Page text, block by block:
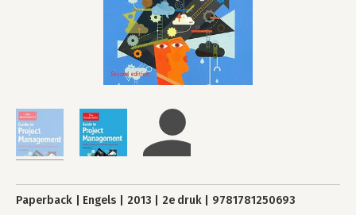
Paperback Engels 2013 2e druk 9781781250693